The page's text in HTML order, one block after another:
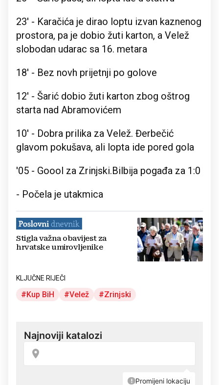
23' - Karačića je dirao loptu izvan kaznenog
prostora, pa je dobio žuti karton, a Velež
slobodan udarac sa 16. metara
18' - Bez novh prijetnji po golove
12' - Šarić dobio žuti karton zbog oštrog
starta nad Abramovićem
10' - Dobra prilika za Velež. Đerbečić
glavom pokušava, ali lopta ide pored gola
'05 - Goool za Zrinjski.Bilbija pogađa za 1:0
- Počela je utakmica
Stigla važna obavijest za
hrvatske umirovljenike
KLJUČNE RIJEČI
Kup BiH Velež Zrinjski